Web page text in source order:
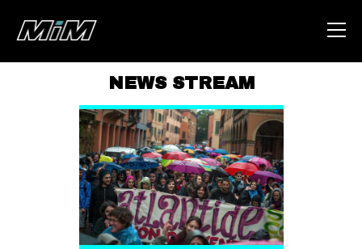
ABOUT
AREA
DEGENERAZIONE
GAZA FREESTYLE
NEWS STREAM